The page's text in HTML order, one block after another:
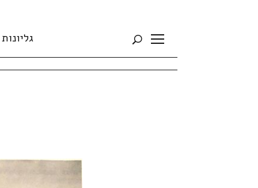
גליונות Toggle
&
navigation